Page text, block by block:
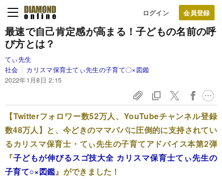
ログイン
最速で自己肯定感が高まる！子どもの名前の呼
び方とは？
てぃ先生
社会
カリスマ保育士てぃ先生の子育て〇×図鑑
2022年1月8日 2:15
【Twitterフォロワー数52万人、YouTubeチャンネル登録
数48万人】と、今どきのママパパに圧倒的に支持されてい
るカリスマ保育士・てぃ先生の子育てアドバイス本第2弾
『子どもが伸びるスゴ技大全 カリスマ保育士てぃ先生の
子育て○×図鑑』ができました！